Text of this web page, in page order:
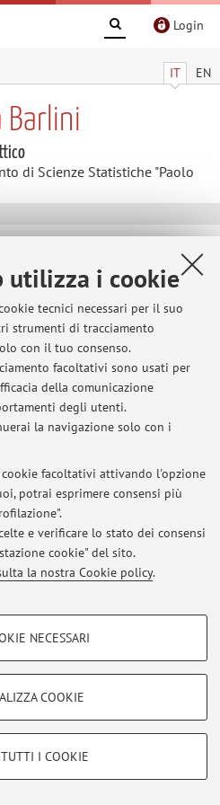
utilizza i cookie
tecnici necessari per il suo
strumenti di tracciamento
con il tuo consenso.
facoltativi sono usati per
della comunicazione
degli utenti.
la navigazione solo con i
facoltativi attivando l'opzione
potrai esprimere consensi più
e verificare lo stato dei consensi
cookie" del sito.
la nostra Cookie policy.
FACOLTATIVI
a titolo esemplificativo, per il corretto
NECESSARI
COOKIE
TUTTI I COOKIE
Login
IT EN
Barlini
di Scienze Statistiche "Paolo
"Paolo Fortunati"
-Vai alla mappa
avvisi
4/2013
tutti i contenuti del sito.
- Partita IVA: 01131710376